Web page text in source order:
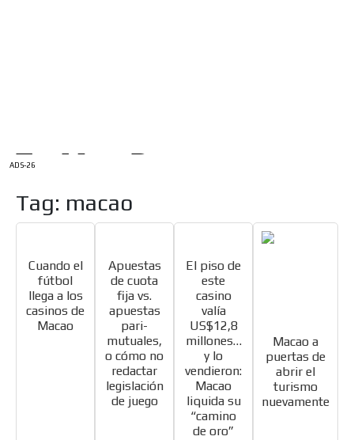
ADS-26
Tag: macao
Cuando el
fútbol
llega a los
casinos de
Macao
Apuestas
de cuota
fija vs.
apuestas
pari-
mutuales,
o cómo no
redactar
legislación
de juego
El piso de
este
casino
valía
US$12,8
millones…
y lo
vendieron:
Macao
liquida su
“camino
de oro”
Macao a
puertas de
abrir el
turismo
nuevamente